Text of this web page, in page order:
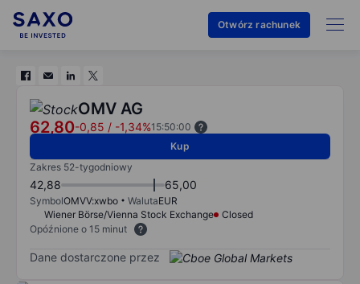
Otwórz rachunek
OMV AG
62,80-0,85 / -1,34%15:50:00
Kup
Zakres 52-tygodniowy
42,88 65,00
SymbolOMVV:xwbo WalutaEUR
Wiener Börse/Vienna Stock Exchange
Closed
Opóźnione o 15 minut
Dane dostarczone przez